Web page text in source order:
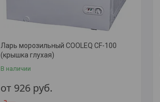
Ларь морозильный COOLEQ CF-100
(крышка глухая)
В наличии
от 926 руб.